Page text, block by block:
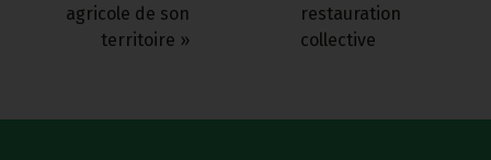
agricole de son
territoire »
restauration
collective